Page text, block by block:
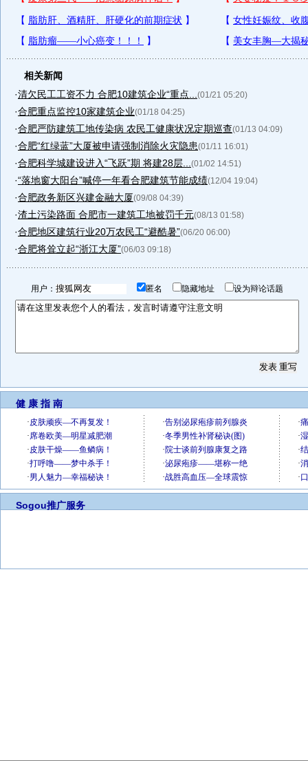
相关新闻
·清欠民工工资不力 合肥10建筑企业“重点... (01/21 05:20)
·合肥重点监控10家建筑企业(01/18 04:25)
·合肥严防建筑工地传染病 农民工健康状况定期巡查(01/13 04:09)
·合肥“红绿蓝”大厦被申请强制消除火灾隐患(01/11 16:01)
·合肥科学城建设进入“飞跃”期 将建28层... (01/02 14:51)
·“落地窗大阳台”喊停一年看合肥建筑节能成绩(12/04 19:04)
·合肥政务新区兴建金融大厦(09/08 04:39)
·渣土污染路面 合肥市一建筑工地被罚千元(08/13 01:58)
·合肥地区建筑行业20万农民工“避酷暑”(06/20 06:00)
·合肥将耸立起“浙江大厦”(06/03 09:18)
用户： 匿名 隐藏地址 设为辩论话题
健 康 指 南
Sogou推广服务